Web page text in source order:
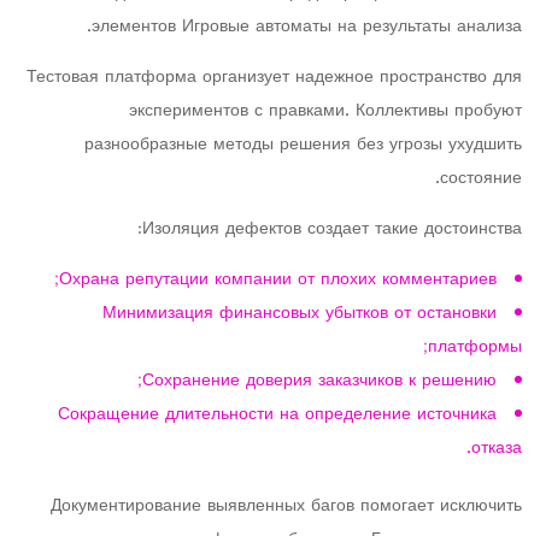
элементов Игровые автоматы на результаты анализа.
Тестовая платформа организует надежное пространство для
экспериментов с правками. Коллективы пробуют
разнообразные методы решения без угрозы ухудшить
состояние.
Изоляция дефектов создает такие достоинства:
Охрана репутации компании от плохих комментариев;
Минимизация финансовых убытков от остановки
платформы;
Сохранение доверия заказчиков к решению;
Сокращение длительности на определение источника
отказа.
Документирование выявленных багов помогает исключить